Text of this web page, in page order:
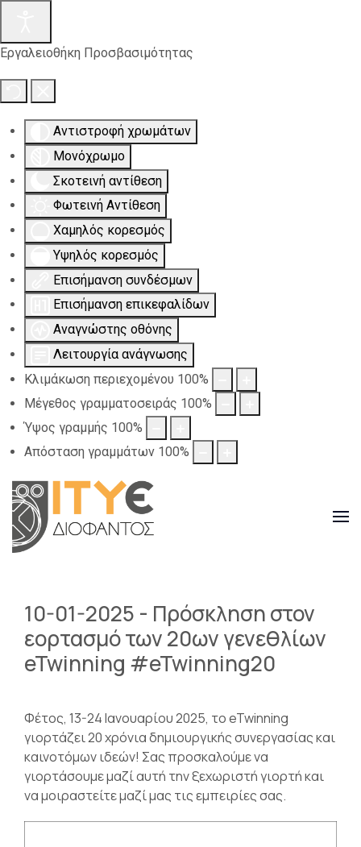
Εργαλειοθήκη Προσβασιμότητας
Αντιστροφή χρωμάτων
Μονόχρωμο
Σκοτεινή αντίθεση
Φωτεινή Αντίθεση
Χαμηλός κορεσμός
Υψηλός κορεσμός
Επισήμανση συνδέσμων
Επισήμανση επικεφαλίδων
Αναγνώστης οθόνης
Λειτουργία ανάγνωσης
Κλιμάκωση περιεχομένου 100%
Μέγεθος γραμματοσειράς 100%
Ύψος γραμμής 100%
Απόσταση γραμμάτων 100%
10-01-2025 - Πρόσκληση στον
εορτασμό των 20ων γενεθλίων
eTwinning #eTwinning20
Φέτος, 13-24 Ιανουαρίου 2025, το eTwinning
γιορτάζει 20 χρόνια δημιουργικής συνεργασίας και
καινοτόμων ιδεών! Σας προσκαλούμε να
γιορτάσουμε μαζί αυτή την ξεχωριστή γιορτή και
να μοιραστείτε μαζί μας τις εμπειρίες σας.